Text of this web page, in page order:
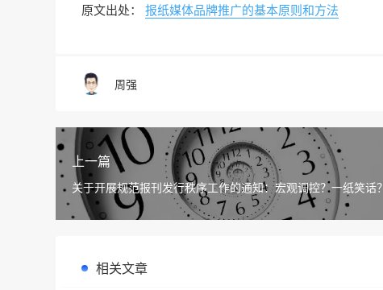
原文出处： 报纸媒体品牌推广的基本原则和方法
周强
上一篇
关于开展规范报刊发行秩序工作的通知：宏观调控？一纸笑话？
相关文章